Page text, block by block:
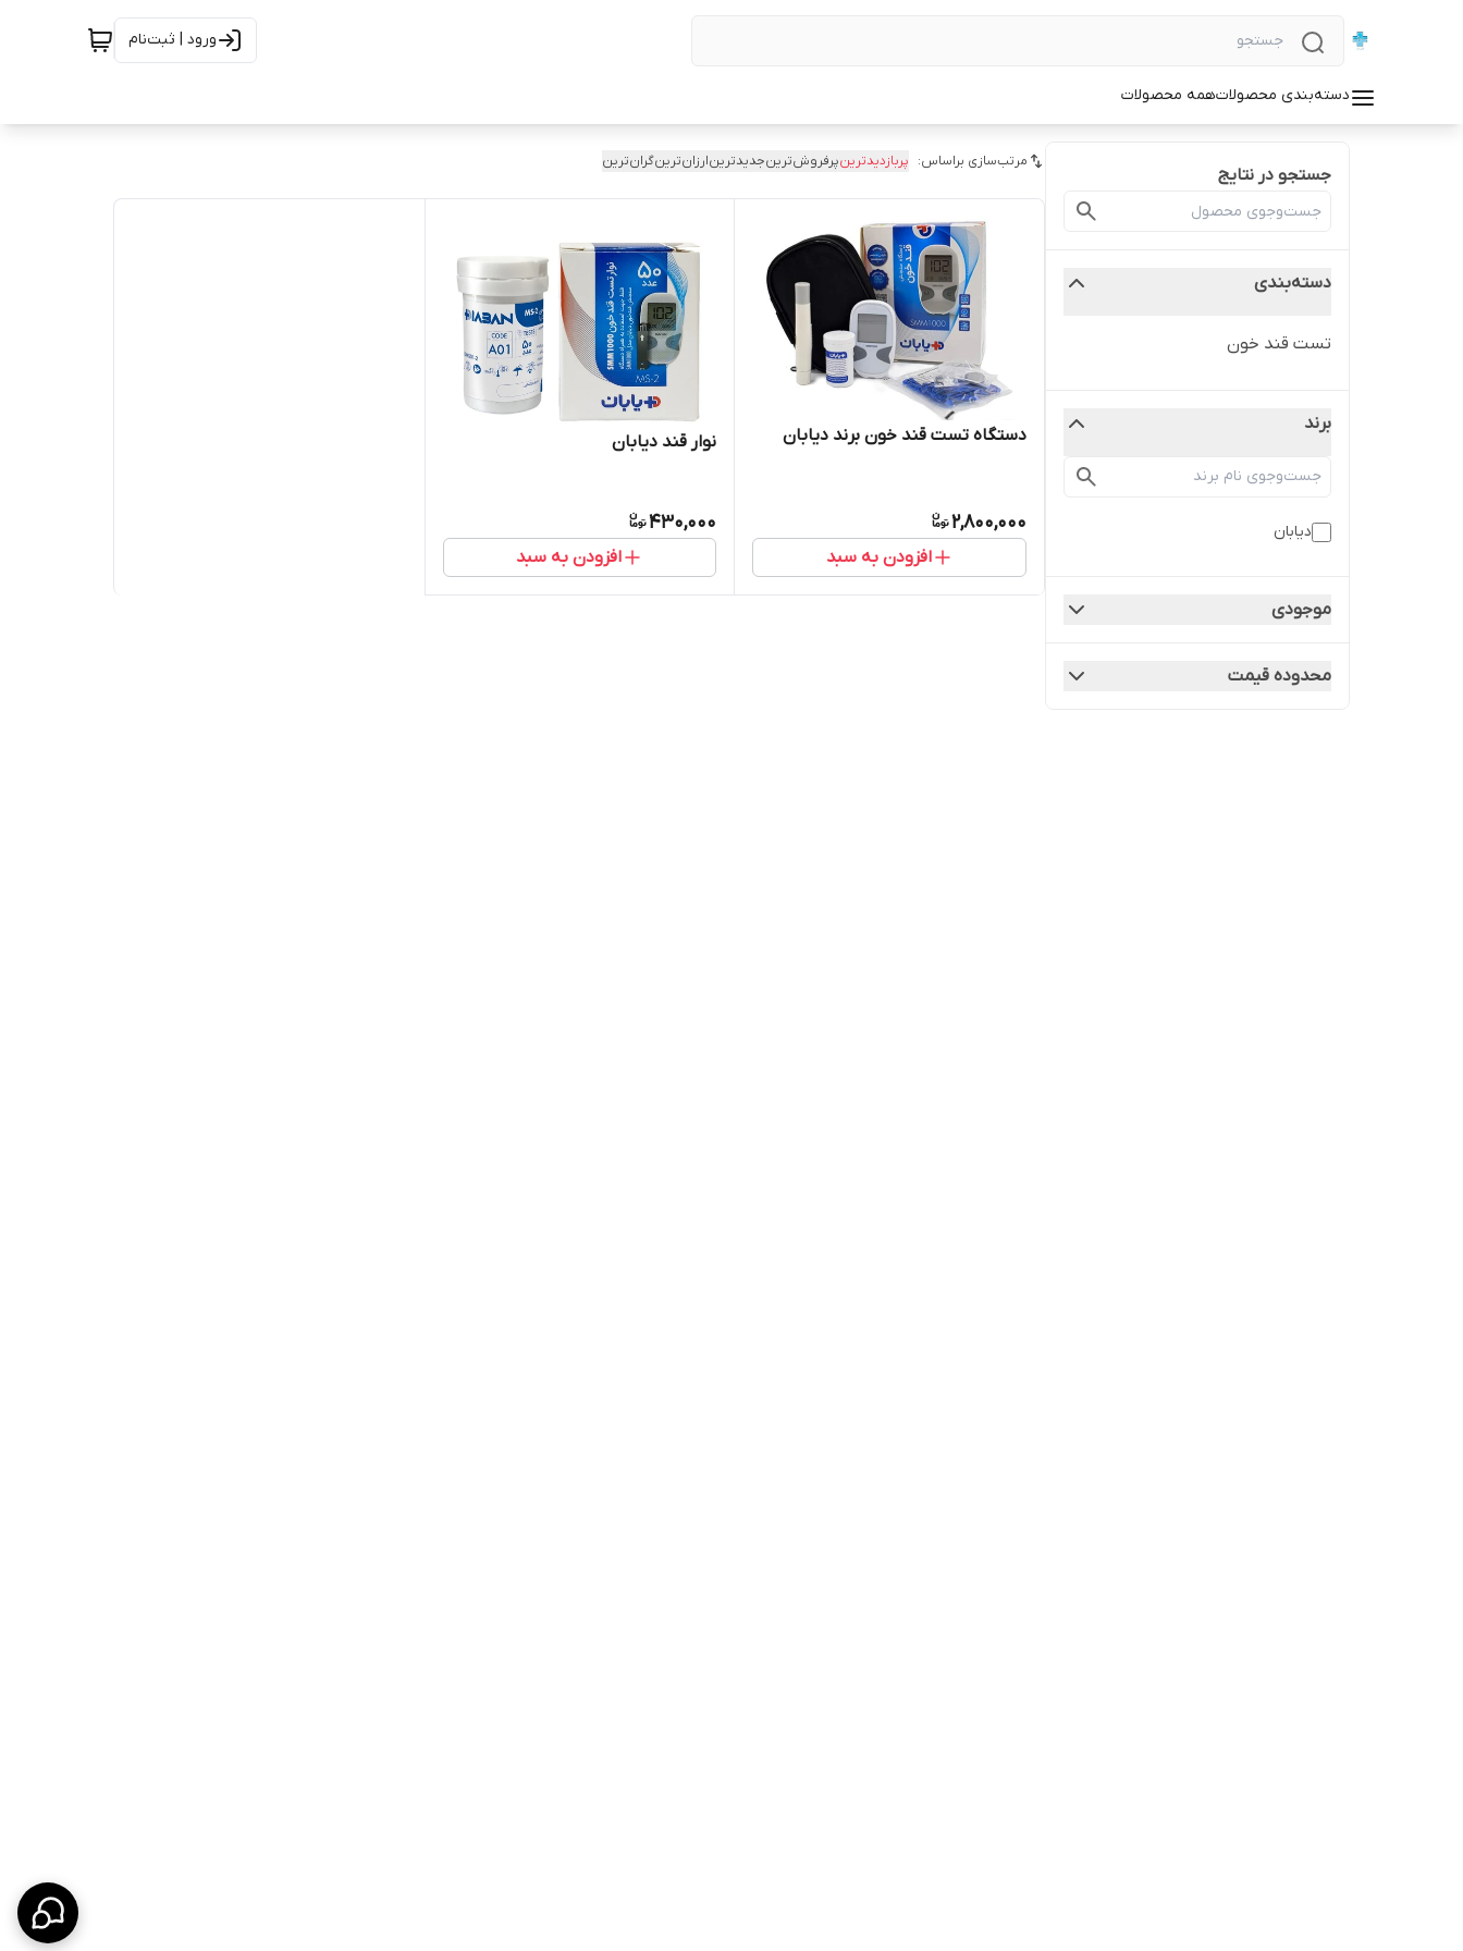
ورود | ثبت‌نام
دسته‌بندی محصولاتهمه محصولات
جستجو در نتایج
دسته‌بندی
تست قند خون
برند
دیابان
موجودی
محدوده قیمت
مرتب‌سازی براساس: پربازدیدترینپرفروش‌ترینجدیدترینارزان‌ترینگران‌ترین
دستگاه تست قند خون برند دیابان
2,800,000
افزودن به سبد
نوار قند دیابان
430,000
افزودن به سبد